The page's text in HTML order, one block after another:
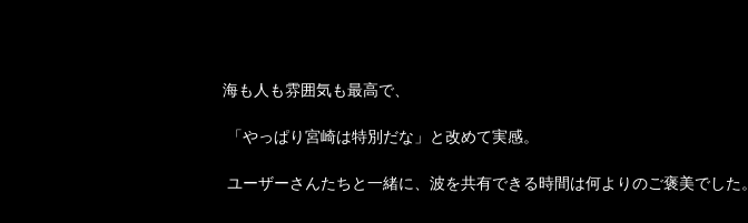
海も人も雰囲気も最高で、
「やっぱり宮崎は特別だな」と改めて実感。
ユーザーさんたちと一緒に、波を共有できる時間は何よりのご褒美でした。